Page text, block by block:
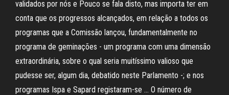
validados por nós e Pouco se fala disto, mas importa ter em
conta que os progressos alcançados, em relação a todos os
programas que a Comissão lançou, fundamentalmente no
programa de geminações - um programa com uma dimensão
extraordinária, sobre o qual seria muitíssimo valioso que
pudesse ser, algum dia, debatido neste Parlamento -; e nos
programas Ispa e Sapard registaram-se … O número de